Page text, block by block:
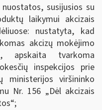
susijusios su
laikymui akcizais
nustatyta, kad
akcizų mokėjimo
apskaita tvarkoma
inspekcijos prie
ministerijos viršininko
Nr. 156 „Dėl akcizais